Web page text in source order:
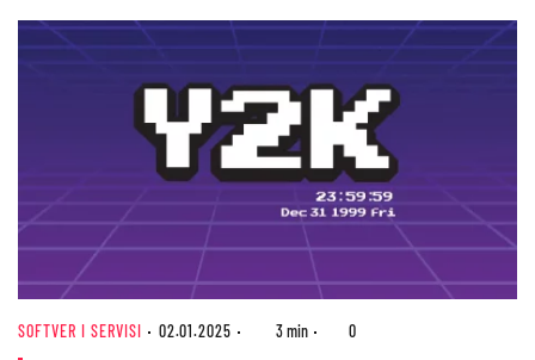
SOFTVER I SERVISI 02.01.2025 3 min 0